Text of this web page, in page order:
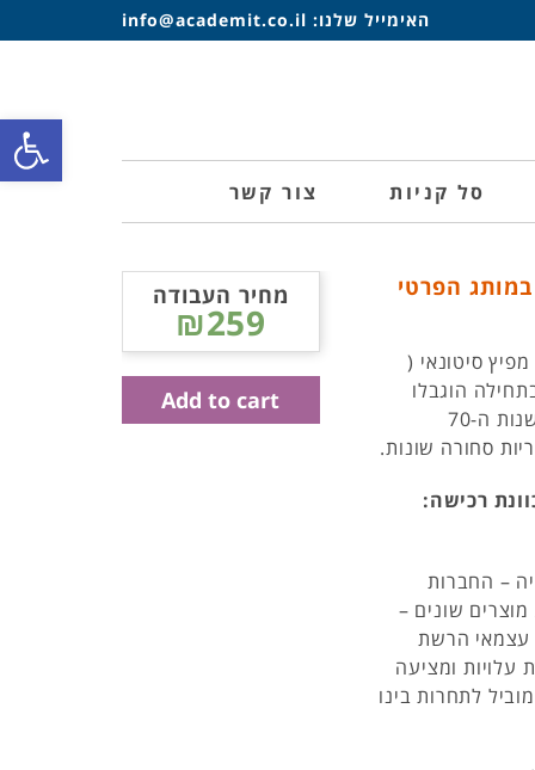
פתח
האימייל שלנו: info@academit.co.il
סל קניות צור קשר
במותג הפרטי
סיטונאי (
הוגבלו
לרשתות מזון אך עם הופעתו וצמיחתו של השוק הגלובלי בשנות ה-70
סחורה שונות.
רכישה:
– החברות
שונים –
עצמאי הרשת
עלויות ומציעה
לתחרות בינו
מחיר העבודה
₪259
Add to cart